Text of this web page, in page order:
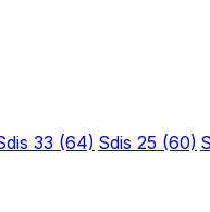
33 (64) Sdis 25 (60)